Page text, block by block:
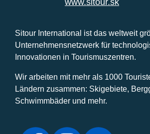
www.sitour.sk
Sitour International ist das weltweit
Unternehmensnetzwerk für
Innovationen in Tourismuszentren.
Wir arbeiten mit mehr als 1000
Ländern zusammen: Skigebiete,
Schwimmbäder und mehr.